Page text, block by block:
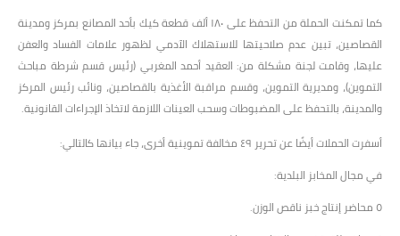
كما تمكنت الحملة من التحفظ على ١٨٠ ألف قطعة كيك بأحد المصانع بمركز ومدينة
القصاصين، تبين عدم صلاحيتها للاستهلاك الآدمي لظهور علامات الفساد والعفن
عليها، وقامت لجنة مشكلة من: العقيد أحمد المغربي (رئيس قسم شرطة مباحث
التموين)، ومديرية التموين، وقسم مراقبة الأغذية بالقصاصين، ونائب رئيس المركز
والمدينة، بالتحفظ على المضبوطات وسحب العينات اللازمة لاتخاذ الإجراءات القانونية.
أسفرت الحملات أيضًا عن تحرير ٤٩ مخالفة تموينية أخرى، جاء بيانها كالتالي:
في مجال المخابز البلدية:
٥ محاضر إنتاج خبز ناقص الوزن.